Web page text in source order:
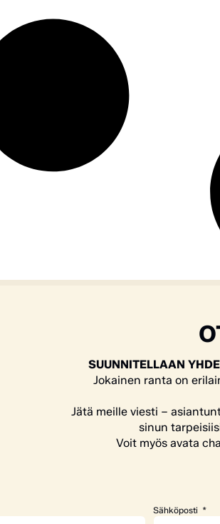
SUUNNITELLAAN
Jokainen ranta on
Jätä meille viesti –
sinun
Voit myös avata
Sähköposti